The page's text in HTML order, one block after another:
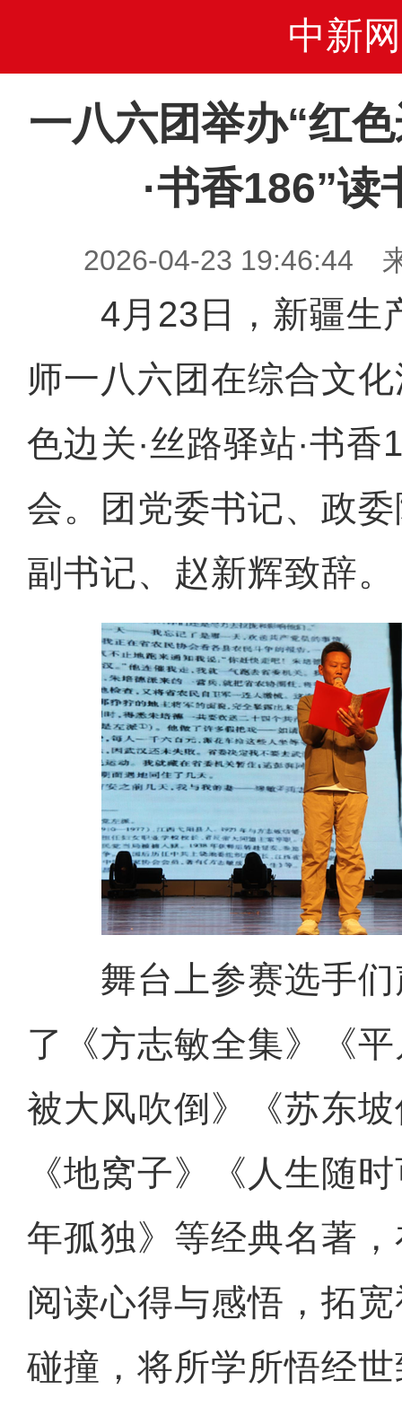
中新网
一八六团举办“红
·书香186”读
2026-04-23 19:46:44
4月23日，新疆生
师一八六团在综合文
色边关·丝路驿站·书香
会。团党委书记、政
副书记、赵新辉致辞。
舞台上参赛选手们
了《方志敏全集》《
被大风吹倒》《苏东
《地窝子》《人生随
年孤独》等经典名著
阅读心得与感悟，拓
碰撞，将所学所悟经